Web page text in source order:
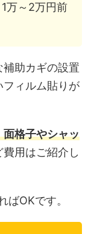
万～2万円前
助カギの設置
ィルム貼りが
格子やシャッ
費用はご紹介し
ばOKです。